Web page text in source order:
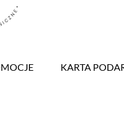
KARTA